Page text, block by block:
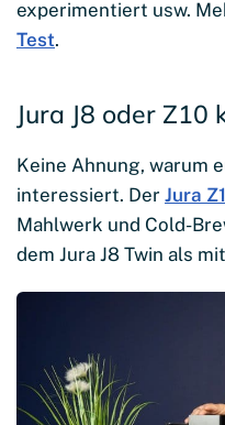
experimentiert usw.
Test.
Jura J8 oder Z10
Keine Ahnung, warum
interessiert. Der Jura
Mahlwerk und Cold-
dem Jura J8 Twin als